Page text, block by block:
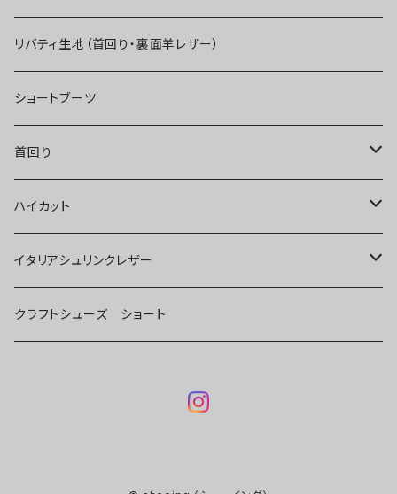
リバティ生地（首回り・裏面羊レザー）
ショートブーツ
首回り
ゴブラン織り（首回り・裏面羊レザー）
ハイカット
リバティー生地
イタリアシュリンクレザー
リバティ
クラフトシューズ ショート